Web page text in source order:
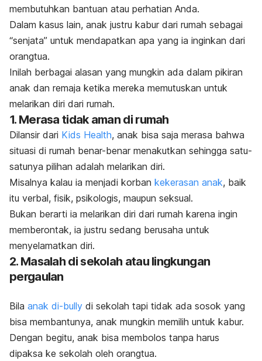
membutuhkan bantuan atau perhatian Anda.
Dalam kasus lain, anak justru kabur dari rumah sebagai
“senjata” untuk mendapatkan apa yang ia inginkan dari
orangtua.
Inilah berbagai alasan yang mungkin ada dalam pikiran
anak dan remaja ketika mereka memutuskan untuk
melarikan diri dari rumah.
1. Merasa tidak aman di rumah
Dilansir dari Kids Health, anak bisa saja merasa bahwa
situasi di rumah benar-benar menakutkan sehingga satu-
satunya pilihan adalah melarikan diri.
Misalnya kalau ia menjadi korban kekerasan anak, baik
itu verbal, fisik, psikologis, maupun seksual.
Bukan berarti ia melarikan diri dari rumah karena ingin
memberontak, ia justru sedang berusaha untuk
menyelamatkan diri.
2. Masalah di sekolah atau lingkungan
pergaulan
Bila anak di-bully di sekolah tapi tidak ada sosok yang
bisa membantunya, anak mungkin memilih untuk kabur.
Dengan begitu, anak bisa membolos tanpa harus
dipaksa ke sekolah oleh orangtua.